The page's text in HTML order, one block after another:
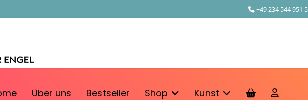
+49 234 544 951
Über uns Bestseller Shop Kunst